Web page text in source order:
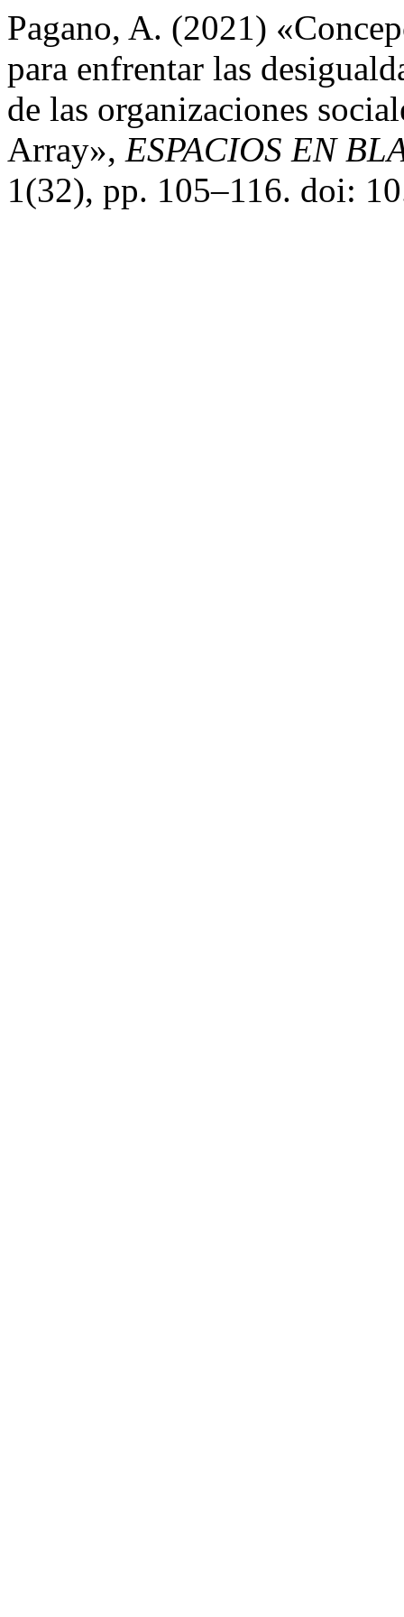
Pagano, A. (2021)
para enfrentar las
de las organizaciones
Array», ESPACIOS EN
1(32), pp. 105–116. doi: